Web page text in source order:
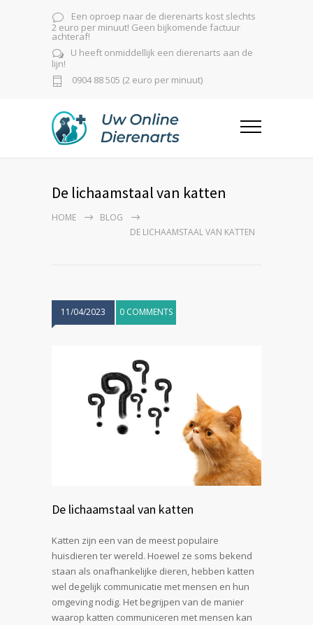
Een oproep naar de dierenarts kost slechts
2 euro per minuut! Geen bijkomende factuur
achteraf!
U heeft onmiddellijk een dierenarts aan de
lijn!
0904 88 505 (2 euro per minuut)
De lichaamstaal van katten
HOME
BLOG
DE LICHAAMSTAAL VAN KATTEN
11/04/2023 0 COMMENTS
De lichaamstaal van katten
Katten zijn een van de meest populaire
huisdieren ter wereld. Hoewel ze soms bekend
staan ​​als onafhankelijke dieren, hebben katten
wel degelijk communicatie met mensen en hun
omgeving nodig. Het begrijpen van de manier
waarop katten communiceren met mensen kan